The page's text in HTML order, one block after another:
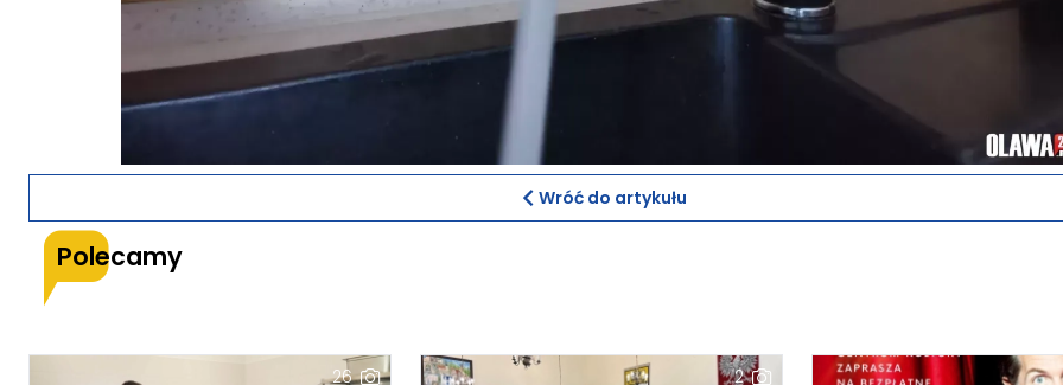
Wróć do artykułu
Polecamy
26 2